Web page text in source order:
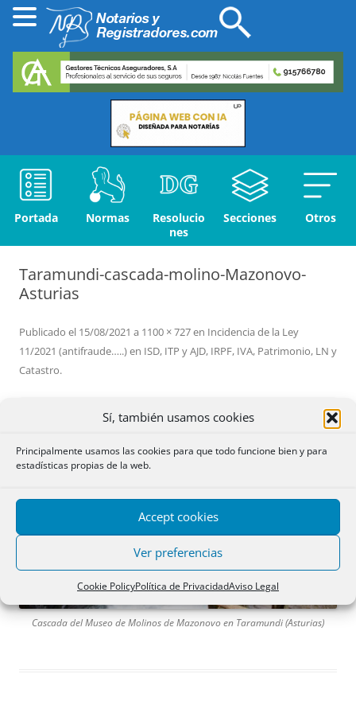
Sí, también usamos cookies
Principalmente usamos las cookies para que todo funcione bien y para
estadísticas propias de la web.
Accept cookies
Ver preferencias
Cookie PolicyPolítica de PrivacidadAviso Legal
Portada Normas
Resolucio
nes
Secciones Otros
Taramundi-cascada-molino-Mazonovo-
Asturias
Publicado el 15/08/2021 a 1100 × 727en Incidencia de la Ley
11/2021 (antifraude…..) en ISD, ITP y AJD, IRPF, IVA, Patrimonio, LN y
Catastro.
Cascada del Museo de Molinos de Mazonovo en Taramundi (Asturias)